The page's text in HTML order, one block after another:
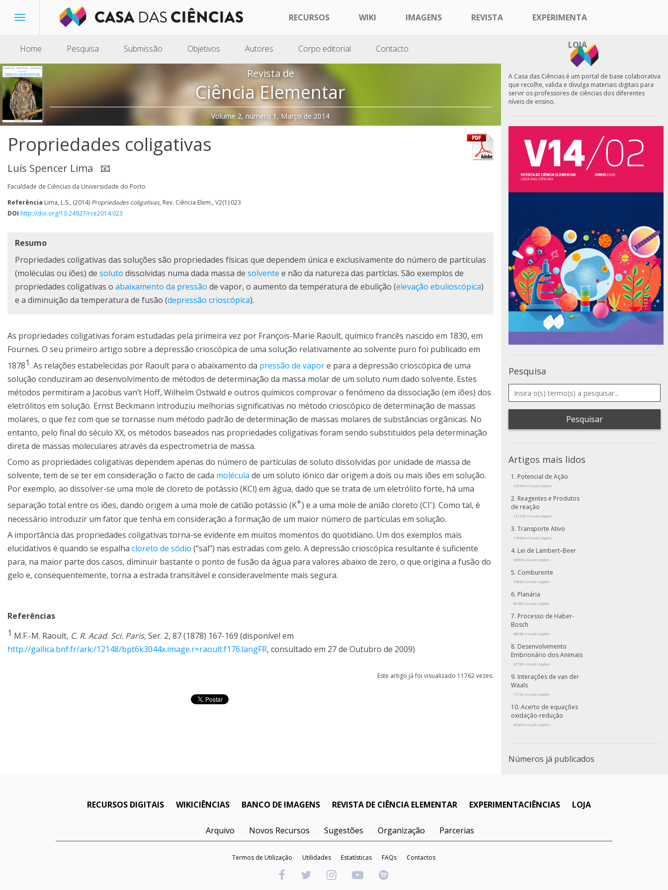
Toggle
RECURSOS WIKI IMAGENS REVISTA EXPERIMENTA
LOJA
Home Pesquisa Submissão Objetivos Autores Corpo editorial Contacto
Revista de
Ciência Elementar
Volume 2, número 1, Março de 2014
Propriedades coligativas
Luís Spencer Lima 📧
Faculdade de Ciências da Universidade do Porto
Referência Lima, L.S., (2014) Propriedades coligativas, Rev. Ciência Elem., V2(1):023
DOI http://doi.org/10.24927/rce2014.023
Resumo
Propriedades coligativas das soluções são propriedades físicas que dependem única e exclusivamente do número de partículas
(moléculas ou iões) de soluto dissolvidas numa dada massa de solvente e não da natureza das partíclas. São exemplos de
propriedades coligativas o abaixamento da pressão de vapor, o aumento da temperatura de ebulição (elevação ebulioscópica)
e a diminuição da temperatura de fusão (depressão crioscópica).
As propriedades coligativas foram estudadas pela primeira vez por François-Marie Raoult, químico francês nascido em 1830, em
Fournes. O seu primeiro artigo sobre a depressão crioscópica de uma solução relativamente ao solvente puro foi publicado em
18781. As relações estabelecidas por Raoult para o abaixamento da pressão de vapore para a depressão crioscópica de uma
solução conduziram ao desenvolvimento de métodos de determinação da massa molar de um soluto num dado solvente. Estes
métodos permitiram a Jacobus van’t Hoff, Wilhelm Ostwald e outros químicos comprovar o fenómeno da dissociação (em iões) dos
eletrólitos em solução. Ernst Beckmann introduziu melhorias significativas no método crioscópico de determinação de massas
molares, o que fez com que se tornasse num método padrão de determinação de massas molares de substâncias orgânicas. No
entanto, pelo final do século XX, os métodos baseados nas propriedades coligativas foram sendo substituídos pela determinação
direta de massas moleculares através da espectrometria de massa.
Como as propriedades coligativas dependem apenas do número de partículas de soluto dissolvidas por unidade de massa de
solvente, tem de se ter em consideração o facto de cada molécula de um soluto iónico dar origem a dois ou mais iões em solução.
Por exemplo, ao dissolver-se uma mole de cloreto de potássio (KCl) em água, dado que se trata de um eletrólito forte, há uma
separação total entre os iões, dando origem a uma mole de catião potássio (K+) e a uma mole de anião cloreto (Cl-). Como tal, é
necessário introduzir um fator que tenha em consideração a formação de um maior número de partículas em solução.
A importância das propriedades coligativas torna-se evidente em muitos momentos do quotidiano. Um dos exemplos mais
elucidativos é quando se espalha cloreto de sódio (“sal”) nas estradas com gelo. A depressão crioscópica resultante é suficiente
para, na maior parte dos casos, diminuir bastante o ponto de fusão da água para valores abaixo de zero, o que origina a fusão do
gelo e, consequentemente, torna a estrada transitável e consideravelmente mais segura.
Referências
1 M.F.-M. Raoult, C. R. Acad. Sci. Paris, Ser. 2, 87 (1878) 167-169 (disponível em
http://gallica.bnf.fr/ark:/12148/bpt6k3044x.image.r=raoult.f176.langFR, consultado em 27 de Outubro de 2009)
Este artigo já foi visualizado 11762 vezes.
A Casa das Ciências é um portal de base colaborativa
que recolhe, valida e divulga materiais digitais para
servir os professores de ciências dos diferentes
níveis de ensino.
Pesquisa
Pesquisar
Artigos mais lidos
Potencial de Ação
147494 visualizações
Reagentes e Produtos
de reação
121110 visualizações
Transporte Ativo
118404 visualizações
Lei de Lambert–Beer
96904 visualizações
Comburente
93626 visualizações
Planária
89436 visualizações
Processo de Haber-
Bosch
88940 visualizações
Desenvolvimento
Embrionário dos Animais
87736 visualizações
Interações de van der
Waals
77741 visualizações
Acerto de equações
oxidação-redução
66364 visualizações
Números já publicados
RECURSOS DIGITAIS WIKICIÊNCIAS BANCO DE IMAGENS REVISTA DE CIÊNCIA ELEMENTAR EXPERIMENTACIÊNCIAS LOJA
Arquivo Novos Recursos Sugestões Organização Parcerias
Termos de Utilização Utilidades Estatísticas FAQs Contactos